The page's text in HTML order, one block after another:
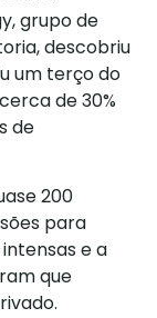
grupo de
descobriu
um terço do
de 30%
de
200
para
e a
que